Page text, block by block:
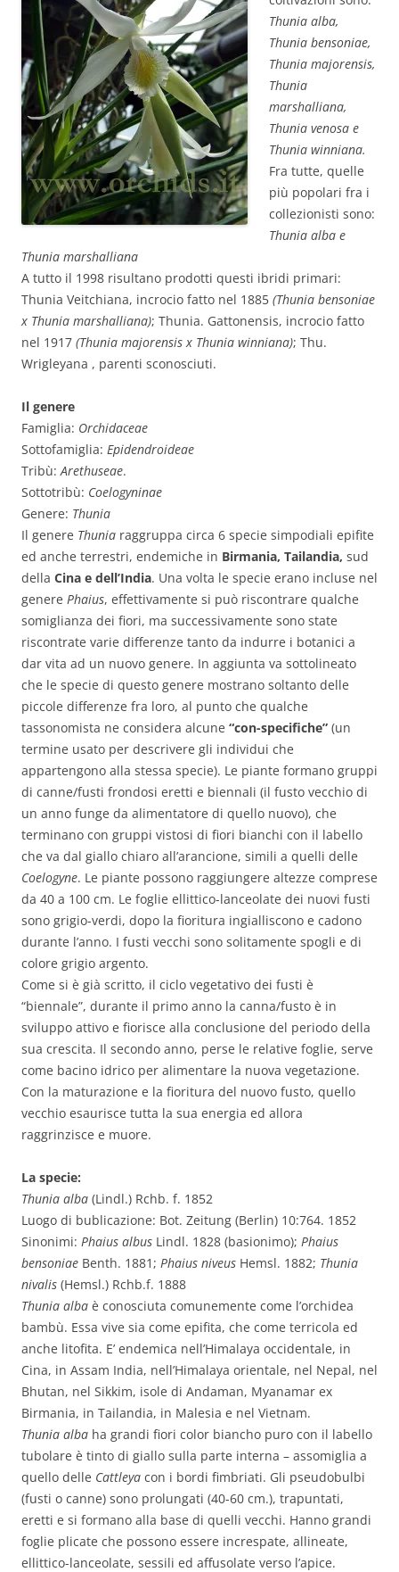
Thunia alba,
Thunia bensoniae,
Thunia majorensis,
Thunia
marshalliana,
Thunia venosa e
Thunia winniana.
Fra tutte, quelle
più popolari fra i
collezionisti sono:
Thunia alba e
Thunia marshalliana
A tutto il 1998 risultano prodotti questi ibridi primari:
Thunia Veitchiana, incrocio fatto nel 1885 (Thunia bensoniae
x Thunia marshalliana); Thunia. Gattonensis, incrocio fatto
nel 1917 (Thunia majorensis x Thunia winniana); Thu.
Wrigleyana , parenti sconosciuti.
Il genere
Famiglia: Orchidaceae
Sottofamiglia: Epidendroideae
Tribù: Arethuseae.
Sottotribù: Coelogyninae
Genere: Thunia
Il genere Thunia raggruppa circa 6 specie simpodiali epifite
ed anche terrestri, endemiche in Birmania, Tailandia, sud
della Cina e dell’India. Una volta le specie erano incluse nel
genere Phaius, effettivamente si può riscontrare qualche
somiglianza dei fiori, ma successivamente sono state
riscontrate varie differenze tanto da indurre i botanici a
dar vita ad un nuovo genere. In aggiunta va sottolineato
che le specie di questo genere mostrano soltanto delle
piccole differenze fra loro, al punto che qualche
tassonomista ne considera alcune “con-specifiche” (un
termine usato per descrivere gli individui che
appartengono alla stessa specie). Le piante formano gruppi
di canne/fusti frondosi eretti e biennali (il fusto vecchio di
un anno funge da alimentatore di quello nuovo), che
terminano con gruppi vistosi di fiori bianchi con il labello
che va dal giallo chiaro all’arancione, simili a quelli delle
Coelogyne. Le piante possono raggiungere altezze comprese
da 40 a 100 cm. Le foglie ellittico-lanceolate dei nuovi fusti
sono grigio-verdi, dopo la fioritura ingialliscono e cadono
durante l’anno. I fusti vecchi sono solitamente spogli e di
colore grigio argento.
Come si è già scritto, il ciclo vegetativo dei fusti è
“biennale”, durante il primo anno la canna/fusto è in
sviluppo attivo e fiorisce alla conclusione del periodo della
sua crescita. Il secondo anno, perse le relative foglie, serve
come bacino idrico per alimentare la nuova vegetazione.
Con la maturazione e la fioritura del nuovo fusto, quello
vecchio esaurisce tutta la sua energia ed allora
raggrinzisce e muore.
La specie:
Thunia alba (Lindl.) Rchb. f. 1852
Luogo di bublicazione: Bot. Zeitung (Berlin) 10:764. 1852
Sinonimi: Phaius albus Lindl. 1828 (basionimo); Phaius
bensoniae Benth. 1881; Phaius niveus Hemsl. 1882; Thunia
nivalis (Hemsl.) Rchb.f. 1888
Thunia alba è conosciuta comunemente come l’orchidea
bambù. Essa vive sia come epifita, che come terricola ed
anche litofita. E’ endemica nell’Himalaya occidentale, in
Cina, in Assam India, nell’Himalaya orientale, nel Nepal, nel
Bhutan, nel Sikkim, isole di Andaman, Myanamar ex
Birmania, in Tailandia, in Malesia e nel Vietnam.
Thunia alba ha grandi fiori color biancho puro con il labello
tubolare è tinto di giallo sulla parte interna – assomiglia a
quello delle Cattleya con i bordi fimbriati. Gli pseudobulbi
(fusti o canne) sono prolungati (40-60 cm.), trapuntati,
eretti e si formano alla base di quelli vecchi. Hanno grandi
foglie plicate che possono essere increspate, allineate,
ellittico-lanceolate, sessili ed affusolate verso l’apice.